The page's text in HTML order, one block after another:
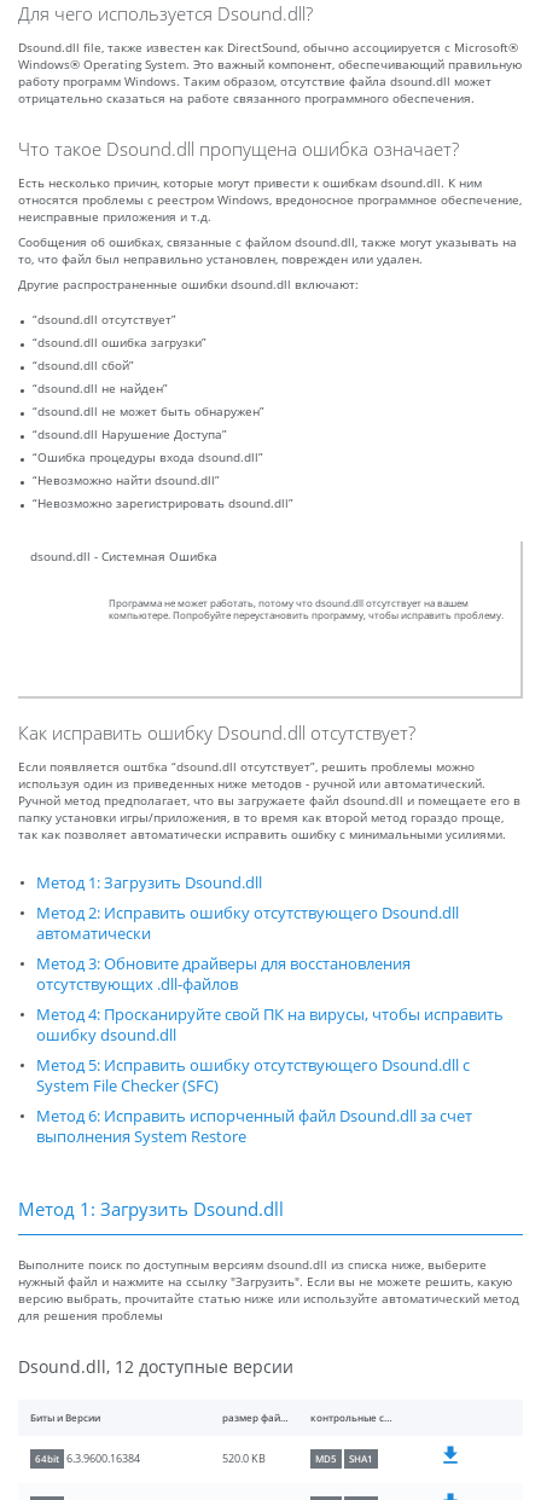
Для чего используется Dsound.dll?
Dsound.dll file, также известен как DirectSound, обычно ассоциируется с Microsoft®
Windows® Operating System. Это важный компонент, обеспечивающий правильную
работу программ Windows. Таким образом, отсутствие файла dsound.dll может
отрицательно сказаться на работе связанного программного обеспечения.
Что такое Dsound.dll пропущена ошибка означает?
Есть несколько причин, которые могут привести к ошибкам dsound.dll. К ним
относятся проблемы с реестром Windows, вредоносное программное обеспечение,
неисправные приложения и т.д.
Сообщения об ошибках, связанные с файлом dsound.dll, также могут указывать на
то, что файл был неправильно установлен, поврежден или удален.
Другие распространенные ошибки dsound.dll включают:
“dsound.dll отсутствует”
“dsound.dll ошибка загрузки”
“dsound.dll сбой”
“dsound.dll не найден”
“dsound.dll не может быть обнаружен”
“dsound.dll Нарушение Доступа”
“Ошибка процедуры входа dsound.dll”
“Невозможно найти dsound.dll”
“Невозможно зарегистрировать dsound.dll”
dsound.dll - Системная Ошибка
Программа не может работать, потому что dsound.dll отсутствует на вашем
компьютере. Попробуйте переустановить программу, чтобы исправить проблему.
Как исправить ошибку Dsound.dll отсутствует?
Если появляется оштбка “dsound.dll отсутствует”, решить проблемы можно
используя один из приведенных ниже методов - ручной или автоматический.
Ручной метод предполагает, что вы загружаете файл dsound.dll и помещаете его в
папку установки игры/приложения, в то время как второй метод гораздо проще,
так как позволяет автоматически исправить ошибку с минимальными усилиями.
Метод 1: Загрузить Dsound.dll
Метод 2: Исправить ошибку отсутствующего Dsound.dll
автоматически
Метод 3: Обновите драйверы для восстановления
отсутствующих .dll-файлов
Метод 4: Просканируйте свой ПК на вирусы, чтобы исправить
ошибку dsound.dll
Метод 5: Исправить ошибку отсутствующего Dsound.dll с
System File Checker (SFC)
Метод 6: Исправить испорченный файл Dsound.dll за счет
выполнения System Restore
Метод 1: Загрузить Dsound.dll
Выполните поиск по доступным версиям dsound.dll из списка ниже, выберите
нужный файл и нажмите на ссылку "Загрузить". Если вы не можете решить, какую
версию выбрать, прочитайте статью ниже или используйте автоматический метод
для решения проблемы
Dsound.dll, 12 доступные версии
Биты и Версии размер файлы контрольные суммы
64bit 6.3.9600.16384 520.0 KB MD5 SHA1